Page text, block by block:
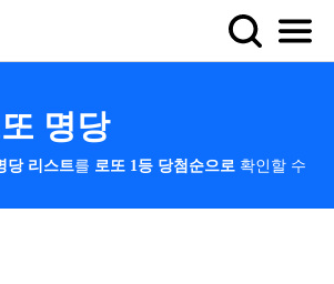
명당
당 리스트를 로또 1등 당첨순으로 확인할 수